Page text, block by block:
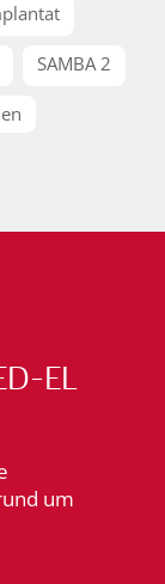
SAMBA 2
EL
um